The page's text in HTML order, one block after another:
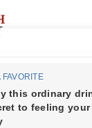
ADVERTISEMENT